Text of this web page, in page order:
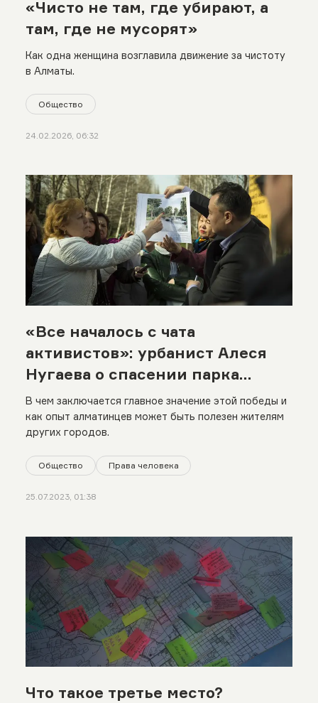
«Чисто не там, где убирают, а
там, где не мусорят»
Как одна женщина возглавила движение за чистоту
в Алматы.
Общество
24.02.2026, 06:32
«Все началось с чата
активистов»: урбанист Алеся
Нугаева о спасении парка
Южного в Алматы
В чем заключается главное значение этой победы и
как опыт алматинцев может быть полезен жителям
других городов.
Общество Права человека
25.07.2023, 01:38
Что такое третье место?